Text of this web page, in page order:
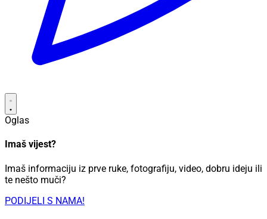
Oglas
Imaš vijest?
Imaš informaciju iz prve ruke, fotografiju, video, dobru ideju ili
te nešto muči?
PODIJELI S NAMA!